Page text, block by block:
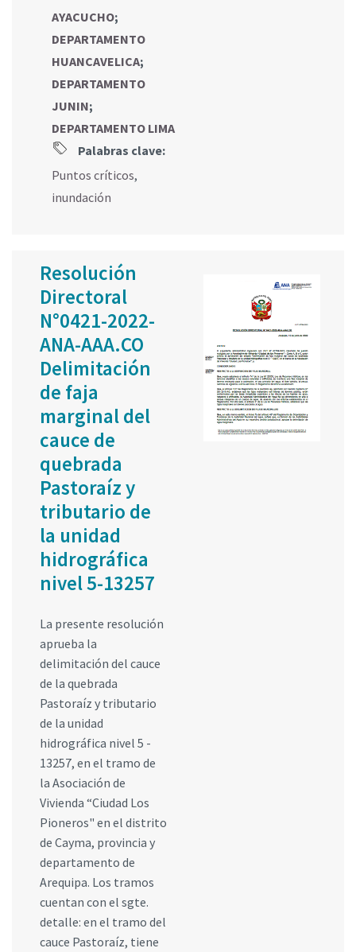
AYACUCHO;
DEPARTAMENTO
HUANCAVELICA;
DEPARTAMENTO
JUNIN;
DEPARTAMENTO LIMA
Palabras clave:
Puntos críticos,
inundación
Resolución
Directoral
N°0421-2022-
ANA-AAA.CO
Delimitación
de faja
marginal del
cauce de
quebrada
Pastoraíz y
tributario de
la unidad
hidrográfica
nivel 5-13257
La presente resolución
aprueba la
delimitación del cauce
de la quebrada
Pastoraíz y tributario
de la unidad
hidrográfica nivel 5 -
13257, en el tramo de
la Asociación de
Vivienda “Ciudad Los
Pioneros" en el distrito
de Cayma, provincia y
departamento de
Arequipa. Los tramos
cuentan con el sgte.
detalle: en el tramo del
cauce Pastoraíz, tiene